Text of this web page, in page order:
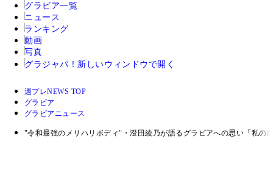
グラビア一覧
ニュース
ランキング
動画
写真
グラジャパ！ 新しいウィンドウで開く
週プレNEWS TOP
グラビア
グラビアニュース
"令和最強のメリハリボディ"・澄田綾乃が語るグラビアへの思い「私